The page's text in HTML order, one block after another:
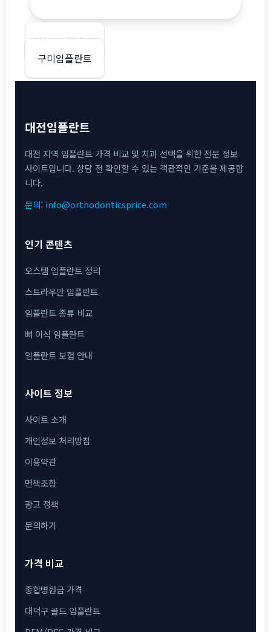
글청주임플란트
구미임플란트
대전임플란트
대전 지역 임플란트 가격 비교 및 치과 선택을 위한 전문 정보
사이트입니다. 상담 전 확인할 수 있는 객관적인 기준을 제공합
니다.
문의: info@orthodonticsprice.com
인기 콘텐츠
오스템 임플란트 정리
스트라우만 임플란트
임플란트 종류 비교
뼈 이식 임플란트
임플란트 보험 안내
사이트 정보
사이트 소개
개인정보 처리방침
이용약관
면책조항
광고 정책
문의하기
가격 비교
종합병원급 가격
대덕구 골드 임플란트